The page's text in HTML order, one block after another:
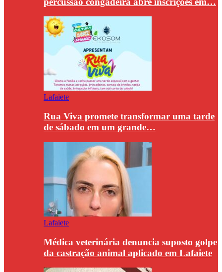
Lafaiete
Rua Viva promete transformar uma tarde
de sábado em um grande…
Lafaiete
Médica veterinária denuncia suposto golpe
da castração animal aplicado em Lafaiete